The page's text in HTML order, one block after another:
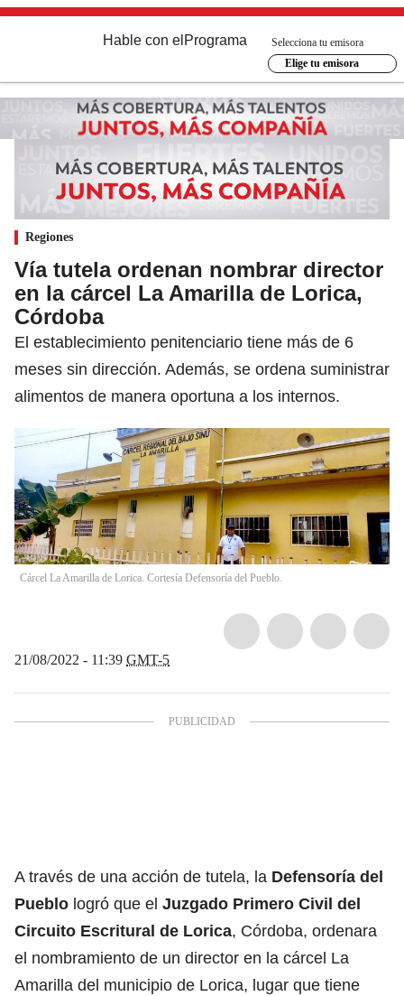
Hable con el Programa
Selecciona tu emisora
Elige tu emisora
Regiones
Vía tutela ordenan nombrar director
en la cárcel La Amarilla de Lorica,
Córdoba
El establecimiento penitenciario tiene más de 6
meses sin dirección. Además, se ordena suministrar
alimentos de manera oportuna a los internos.
Cárcel La Amarilla de Lorica. Cortesía Defensoría del Pueblo.
21/08/2022 - 11:39 GMT-5
A través de una acción de tutela, la Defensoría del
Pueblo logró que el Juzgado Primero Civil del
Circuito Escritural de Lorica, Córdoba, ordenara
el nombramiento de un director en la cárcel La
Amarilla del municipio de Lorica, lugar que tiene